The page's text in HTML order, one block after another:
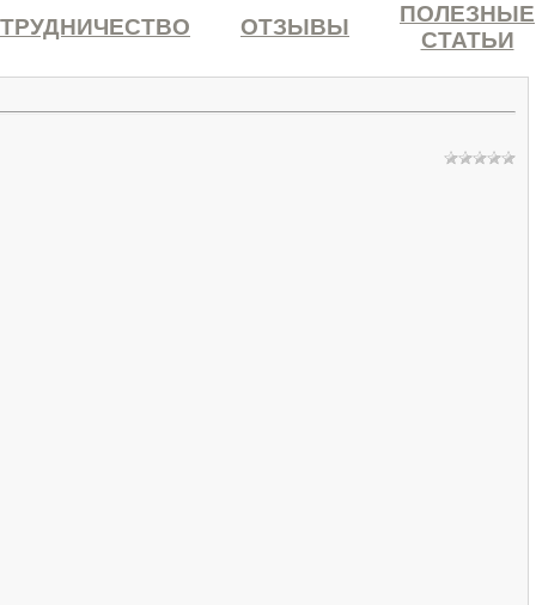
ОТЗЫВЫ
ПОЛЕЗНЫЕ
СТАТЬИ